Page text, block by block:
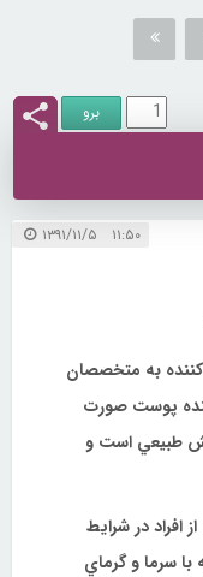
۱۱:۵۰ ۱۳۹۱/۱۱/۵
به متخصصان
پوست صورت
طبيعي است و
افراد در شرايط
سرما و گرماي